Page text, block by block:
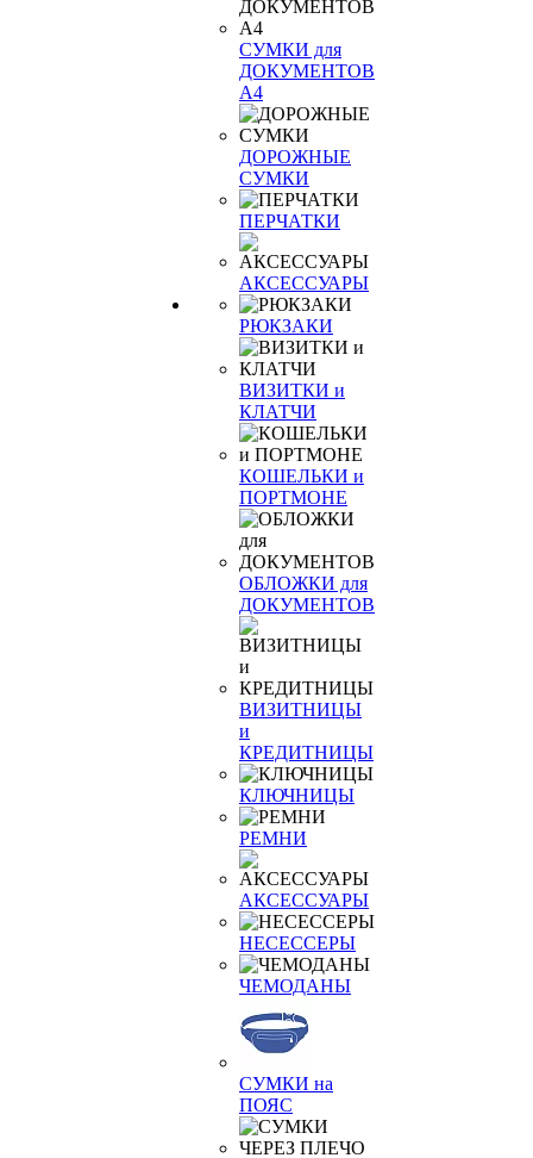
СУМКИ для
ДОКУМЕНТОВ
А4
ДОРОЖНЫЕ
СУМКИ
ПЕРЧАТКИ
АКСЕССУАРЫ
РЮКЗАКИ
ВИЗИТКИ и
КЛАТЧИ
КОШЕЛЬКИ и
ПОРТМОНЕ
ОБЛОЖКИ для
ДОКУМЕНТОВ
ВИЗИТНИЦЫ
и
КРЕДИТНИЦЫ
КЛЮЧНИЦЫ
РЕМНИ
АКСЕССУАРЫ
НЕСЕССЕРЫ
ЧЕМОДАНЫ
СУМКИ на
ПОЯС